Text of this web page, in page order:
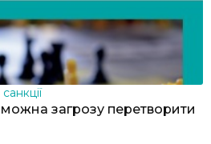
можна загрозу перетворити